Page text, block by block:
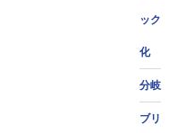
ック
化
分岐
ブリ